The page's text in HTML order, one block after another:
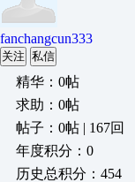
fanchangcun333
关注 私信
精华：0帖
求助：0帖
帖子：0帖 | 167回
年度积分：0
历史总积分：454